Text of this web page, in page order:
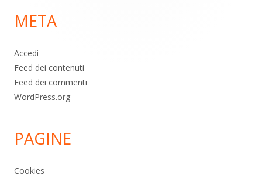
pagina
META
Accedi
Feed dei contenuti
Feed dei commenti
WordPress.org
PAGINE
Cookies